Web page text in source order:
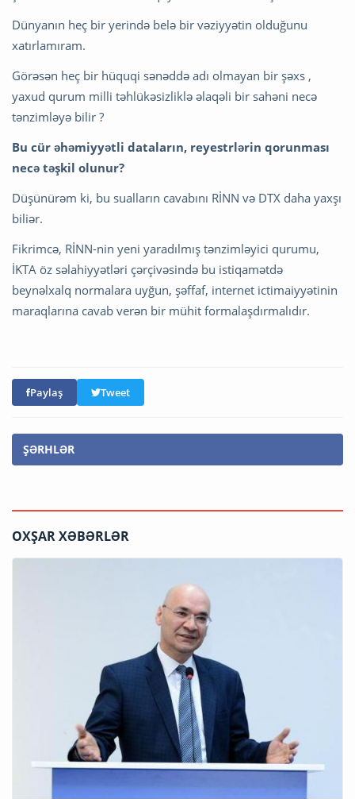
Dünyanın heç bir yerində belə bir vəziyyətin olduğunu
xatırlamıram.
Görəsən heç bir hüquqi sənəddə adı olmayan bir şəxs ,
yaxud qurum milli təhlükəsizliklə əlaqəli bir sahəni necə
tənzimləyə bilir ?
Bu cür əhəmiyyətli dataların, reyestrlərin qorunması
necə təşkil olunur?
Düşünürəm ki, bu sualların cavabını RİNN və DTX daha yaxşı
biliər.
Fikrimcə, RİNN-nin yeni yaradılmış tənzimləyici qurumu,
İKTA öz səlahiyyətləri çərçivəsində bu istiqamətdə
beynəlxalq normalara uyğun, şəffaf, internet ictimaiyyətinin
maraqlarına cavab verən bir mühit formalaşdırmalıdır.
Paylaş Tweet
ŞƏRHLƏR
OXŞAR XƏBƏRLƏR